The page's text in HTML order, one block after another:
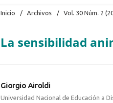
Inicio / Archivos / Vol. 30 Núm. 2
La sensibilidad
Giorgio Airoldi
Universidad Nacional de Educación a